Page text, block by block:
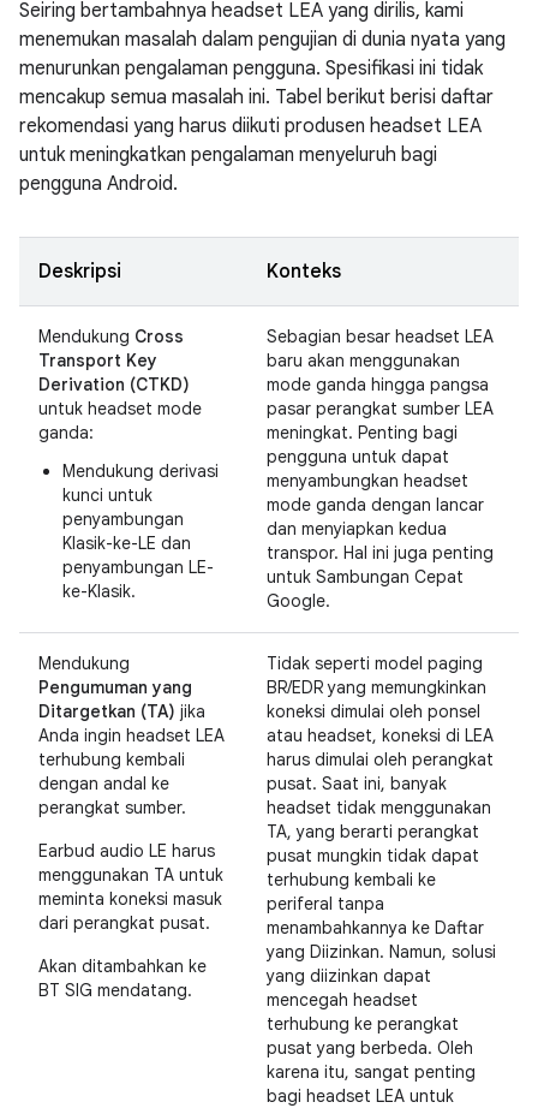
Seiring bertambahnya headset LEA yang dirilis, kami
menemukan masalah dalam pengujian di dunia nyata yang
menurunkan pengalaman pengguna. Spesifikasi ini tidak
mencakup semua masalah ini. Tabel berikut berisi daftar
rekomendasi yang harus diikuti produsen headset LEA
untuk meningkatkan pengalaman menyeluruh bagi
pengguna Android.
Deskripsi Konteks
Mendukung Cross
Transport Key
Derivation (CTKD)
untuk headset mode
ganda:
Mendukung derivasi
kunci untuk
penyambungan
Klasik-ke-LE dan
penyambungan LE-
ke-Klasik.
Sebagian besar headset LEA
baru akan menggunakan
mode ganda hingga pangsa
pasar perangkat sumber LEA
meningkat. Penting bagi
pengguna untuk dapat
menyambungkan headset
mode ganda dengan lancar
dan menyiapkan kedua
transpor. Hal ini juga penting
untuk Sambungan Cepat
Google.
Mendukung
Pengumuman yang
Ditargetkan (TA) jika
Anda ingin headset LEA
terhubung kembali
dengan andal ke
perangkat sumber.
Earbud audio LE harus
menggunakan TA untuk
meminta koneksi masuk
dari perangkat pusat.
Akan ditambahkan ke
BT SIG mendatang.
Tidak seperti model paging
BR/EDR yang memungkinkan
koneksi dimulai oleh ponsel
atau headset, koneksi di LEA
harus dimulai oleh perangkat
pusat. Saat ini, banyak
headset tidak menggunakan
TA, yang berarti perangkat
pusat mungkin tidak dapat
terhubung kembali ke
periferal tanpa
menambahkannya ke Daftar
yang Diizinkan. Namun, solusi
yang diizinkan dapat
mencegah headset
terhubung ke perangkat
pusat yang berbeda. Oleh
karena itu, sangat penting
bagi headset LEA untuk